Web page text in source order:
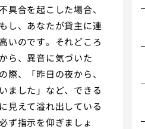
合を起こした場合、
し、あなたが貸主に連
いのです。それどころ
ら、異音に気づいた
、「昨日の夜から、
ました」など、できる
見えて溢れ出している
ず指示を仰ぎましょ